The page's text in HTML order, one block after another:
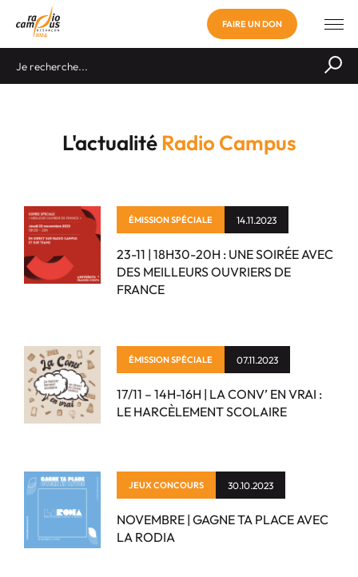
FAIRE UN DON
L'actualitéRadio Campus
ÉMISSION SPÉCIALE 14.11.2023
23-11 | 18H30-20H : UNE SOIRÉE AVEC
DES MEILLEURS OUVRIERS DE
FRANCE
ÉMISSION SPÉCIALE 07.11.2023
17/11 – 14H-16H | LA CONV’ EN VRAI :
LE HARCÈLEMENT SCOLAIRE
JEUX CONCOURS 30.10.2023
NOVEMBRE | GAGNE TA PLACE AVEC
LA RODIA